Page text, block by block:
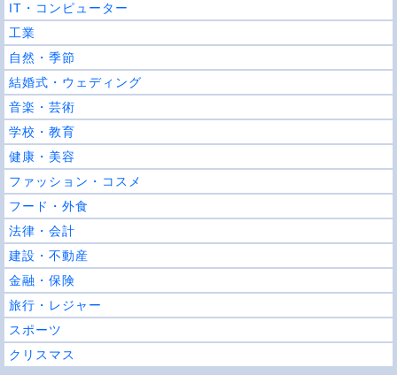
IT・コンピューター
工業
自然・季節
結婚式・ウェディング
音楽・芸術
学校・教育
健康・美容
ファッション・コスメ
フード・外食
法律・会計
建設・不動産
金融・保険
旅行・レジャー
スポーツ
クリスマス